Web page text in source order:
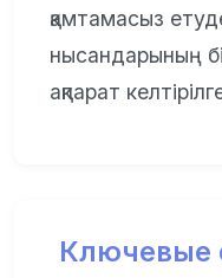
қамтамасыз
нысандарының
ақпарат
Ключевые